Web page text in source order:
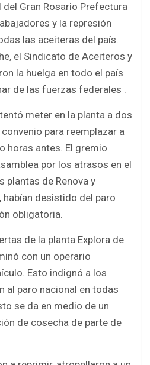
Gran Rosario Prefectura
y la represión
las aceiteras del país.
el Sindicato de Aceiteros y
la huelga en todo el país
de las fuerzas federales .
meter en la planta a dos
para reemplazar a
horas antes. El gremio
por los atrasos en el
plantas de Renova y
habían desistido del paro
obligatoria.
de la planta Explora de
con un operario
Esto indignó a los
al paro nacional en todas
se da en medio de un
de cosecha de parte de